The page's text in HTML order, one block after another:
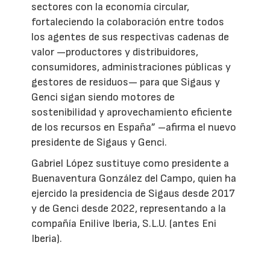
sectores con la economía circular,
fortaleciendo la colaboración entre todos
los agentes de sus respectivas cadenas de
valor —productores y distribuidores,
consumidores, administraciones públicas y
gestores de residuos— para que Sigaus y
Genci sigan siendo motores de
sostenibilidad y aprovechamiento eficiente
de los recursos en España” –afirma el nuevo
presidente de Sigaus y Genci.
Gabriel López sustituye como presidente a
Buenaventura González del Campo, quien ha
ejercido la presidencia de Sigaus desde 2017
y de Genci desde 2022, representando a la
compañía Enilive Iberia, S.L.U. (antes Eni
Iberia).